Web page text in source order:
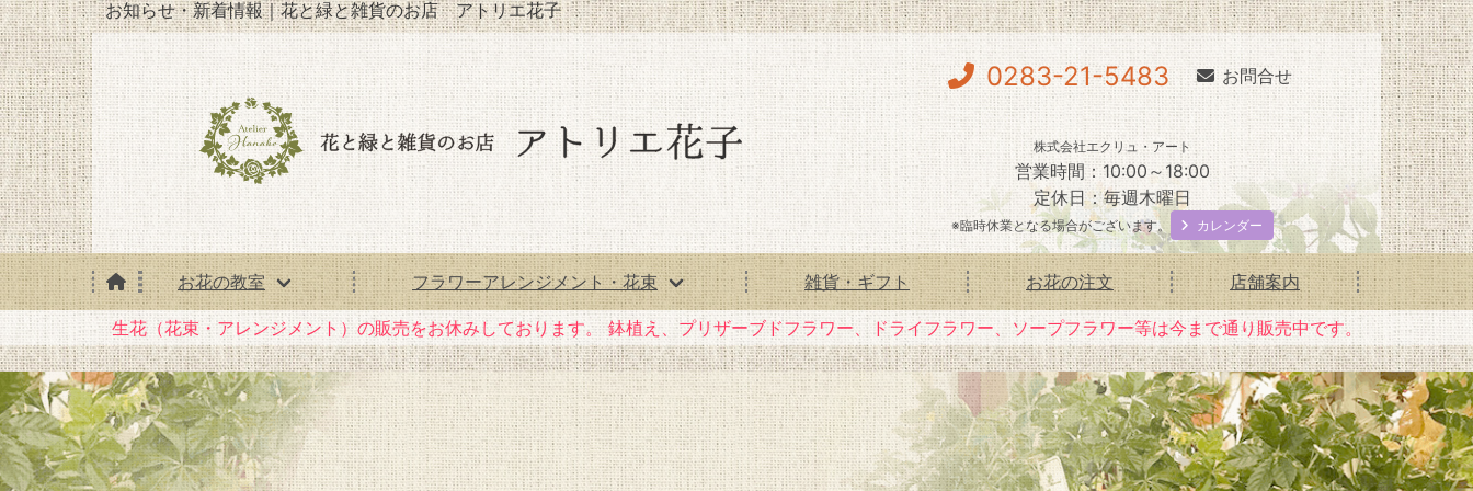
お知らせ・新着情報｜花と緑と雑貨のお店 アトリエ花子
0283-21-5483 お問合せ
株式会社エクリュ・アート
営業時間：10:00～18:00
定休日：毎週木曜日
※臨時休業となる場合がございます。 カレンダー
お花の教室 フラワーアレンジメント・花束 雑貨・ギフト お花の注文 店舗案内
生花（花束・アレンジメント）の販売をお休みしております。鉢植え、プリザーブドフラワー、ドライフラワー、ソープフラワー等は今まで通り販売中です。